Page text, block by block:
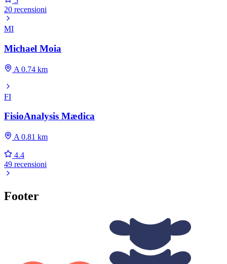
20 recensioni
MI
Michael Moia
A 0.74 km
FI
FisioAnalysis Mædica
A 0.81 km
4.4
49 recensioni
Footer